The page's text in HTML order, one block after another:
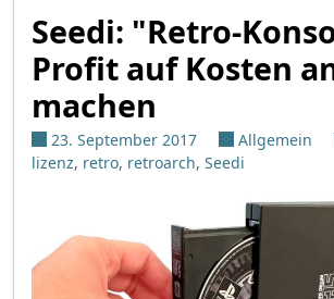
Seedi: "Retro-
Profit auf Kosten
machen
23. September 2017 Allgemein
lizenz, retro, retroarch, Seedi